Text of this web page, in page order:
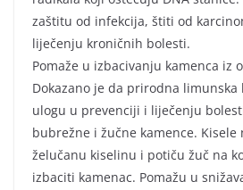
zaštitu od infekcija, štiti od
liječenju kroničnih bolesti.
Pomaže u izbacivanju kamenca iz
Dokazano je da prirodna limunska
ulogu u prevenciji i liječenju
bubrežne i žučne kamence.
želučanu kiselinu i potiču žuč na
izbaciti kamenac. Pomažu u